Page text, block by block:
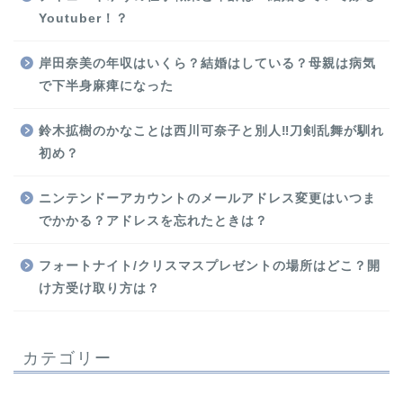
Youtuber！？
岸田奈美の年収はいくら？結婚はしている？母親は病気
で下半身麻痺になった
鈴木拡樹のかなことは西川可奈子と別人‼刀剣乱舞が馴れ
初め？
ニンテンドーアカウントのメールアドレス変更はいつま
でかかる？アドレスを忘れたときは？
フォートナイト/クリスマスプレゼントの場所はどこ？開
け方受け取り方は？
カテゴリー